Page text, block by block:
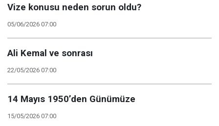
Vize konusu neden sorun oldu?
05/06/2026 07:00
Ali Kemal ve sonrası
22/05/2026 07:00
14 Mayıs 1950’den Günümüze
15/05/2026 07:00